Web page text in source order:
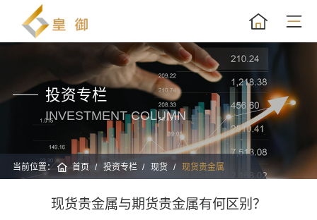
投资专栏
INVESTMENT COLUMN
当前位置： 首页 投资专栏 现货 现货贵金属
现货贵金属与期货贵金属有何区别？